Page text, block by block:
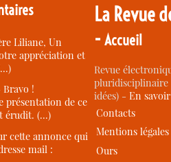
Liliane, Un
appréciation et
Bravo !
présentation de ce
érudit. (…)
cette annonce qui
mail :
La Revue
-Accueil
Revue
idées) -En
Contacts
Mentions légales
Ours